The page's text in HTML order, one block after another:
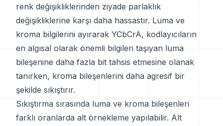
renk değişikliklerinden ziyade parlaklık
değişikliklerine karşı daha hassastır. Luma ve
kroma bilgilerini ayırarak YCbCrA, kodlayıcıların
en algısal olarak önemli bilgileri taşıyan luma
bileşenine daha fazla bit tahsis etmesine olanak
tanırken, kroma bileşenlerini daha agresif bir
şekilde sıkıştırır.
Sıkıştırma sırasında luma ve kroma bileşenleri
farklı oranlarda alt örnekleme yapılabilir. Alt